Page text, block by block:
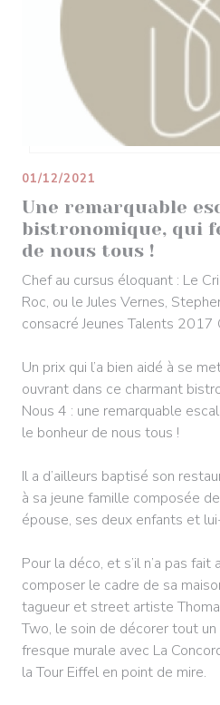
Une remarquable
bistronomique, qui
de nous tous !
01/12/2021
Chef au cursus éloquant : Le
Roc, ou le Jules Vernes,
consacré Jeunes Talents 2017
Un prix qui l’a bien aidé à se
ouvrant dans ce charmant
Nous 4 : une remarquable
le bonheur de nous tous !
Il a d’ailleurs baptisé son
à sa jeune famille composée
épouse, ses deux enfants et
Pour la déco, et s’il n’a pas
composer le cadre de sa
tagueur et street artiste
Two, le soin de décorer tout
fresque murale avec La
la Tour Eiffel en point de mire.